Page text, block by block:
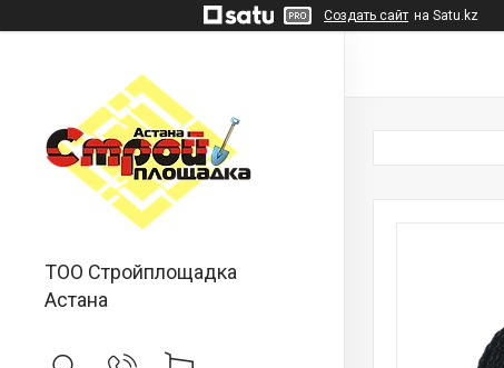
Создать сайт на Satu.kz
ТОО Стройплощадка
Астана